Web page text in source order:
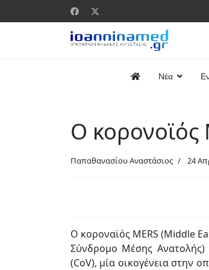
Νέα
Ο κορονοϊός
Παπαθανασίου Αναστάσιος 24
O κοροναϊός MERS (Middle
Σύνδρομο Μέσης Ανατολής)
(CoV), μία οικογένεια στην